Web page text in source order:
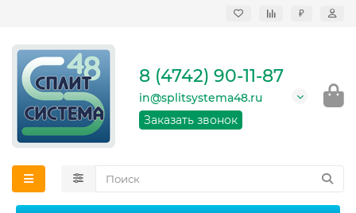
₽
кондиционеров в
области
График работы: 9:00 -
21:00 без перерыва и
8 (4742) 90-11-87
in@splitsystema48.ru
Заказать звонок